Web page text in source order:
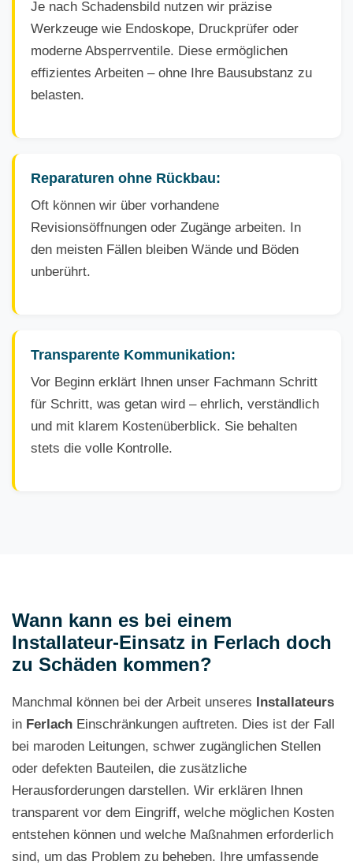
Je nach Schadensbild nutzen wir präzise
Werkzeuge wie Endoskope, Druckprüfer oder
moderne Absperrventile. Diese ermöglichen
effizientes Arbeiten – ohne Ihre Bausubstanz zu
belasten.
Reparaturen ohne Rückbau:
Oft können wir über vorhandene
Revisionsöffnungen oder Zugänge arbeiten. In
den meisten Fällen bleiben Wände und Böden
unberührt.
Transparente Kommunikation:
Vor Beginn erklärt Ihnen unser Fachmann Schritt
für Schritt, was getan wird – ehrlich, verständlich
und mit klarem Kostenüberblick. Sie behalten
stets die volle Kontrolle.
Wann kann es bei einem
Installateur-Einsatz in Ferlach doch
zu Schäden kommen?
Manchmal können bei der Arbeit unseres Installateurs
in Ferlach Einschränkungen auftreten. Dies ist der Fall
bei maroden Leitungen, schwer zugänglichen Stellen
oder defekten Bauteilen, die zusätzliche
Herausforderungen darstellen. Wir erklären Ihnen
transparent vor dem Eingriff, welche möglichen Kosten
entstehen können und welche Maßnahmen erforderlich
sind, um das Problem zu beheben. Ihre umfassende